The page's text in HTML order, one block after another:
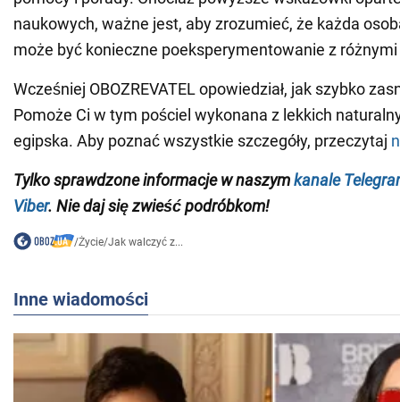
naukowych, ważne jest, aby zrozumieć, że każda
może być konieczne poeksperymentowanie z
Wcześniej OBOZREVATEL opowiedział, jak szybko
Pomoże Ci w tym pościel wykonana z lekkich
egipska. Aby poznać wszystkie szczegóły, przeczytaj
Tylko sprawdzone informacje w naszymkanale
Viber. Nie daj się zwieść podróbkom!
/Życie/Jak walczyć z...
Inne wiadomości